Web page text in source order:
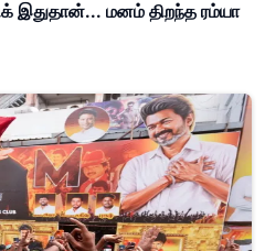
இதுதான்... மனம் திறந்த ரம்யா